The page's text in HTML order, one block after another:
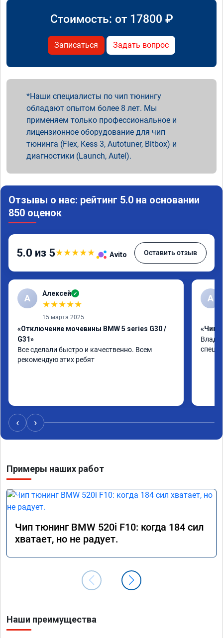
Стоимость: от 17800 ₽
Записаться Задать вопрос
Наши специалисты по чип тюнингу
обладают опытом более 8 лет. Мы
применяем только профессиональное и
лицензионное оборудование для чип
тюнинга (Flex, Kess 3, Autotuner, Bitbox) и
диагностики (Launch, Autel).
Отзывы о нас: рейтинг 5.0 на основании
850 оценок
5.0 из 5★★★★★ Avito Оставить отзыв
А Алексей ✓
★★★★★
15 марта 2025
«Отключение мочевины BMW 5 series G30 /
G31»
Все сделали быстро и качественно. Всем
рекомендую этих ребят
А
«Чип
‹ ›
Примеры наших работ
Чип тюнинг BMW 520i F10: когда 184 сил
хватает, но не радует.
Наши преимущества